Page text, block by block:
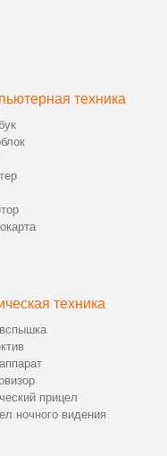
техника
техника
прицел
ночного видения